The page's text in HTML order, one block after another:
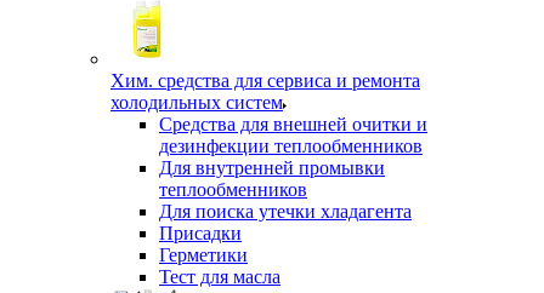
Хим. средства для сервиса и ремонта
холодильных систем
Средства для внешней очитки и
дезинфекции теплообменников
Для внутренней промывки
теплообменников
Для поиска утечки хладагента
Присадки
Герметики
Тест для масла